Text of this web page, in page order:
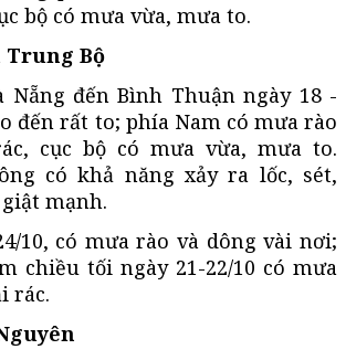
bộ có mưa vừa, mưa to.
Trung Bộ
Nẵng đến Bình Thuận ngày 18 -
đến rất to; phía Nam có mưa rào
cục bộ có mưa vừa, mưa to.
có khả năng xảy ra lốc, sét,
mạnh.
10, có mưa rào và dông vài nơi;
chiều tối ngày 21-22/10 có mưa
rác.